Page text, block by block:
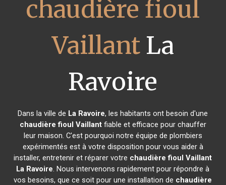
chaudière fioul
VaillantLa
Ravoire
Dans la ville de La Ravoire, les habitants ont besoin d'une
chaudière fioul Vaillantfiable et efficace pour chauffer
leur maison. C'est pourquoi notre équipe de plombiers
expérimentés est à votre disposition pour vous aider à
installer, entretenir et réparer votre chaudière fioul Vaillant
La Ravoire. Nous intervenons rapidement pour répondre à
vos besoins, que ce soit pour une installation de chaudière